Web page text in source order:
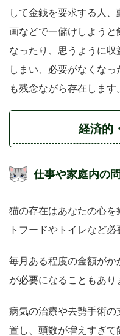
して金銭を要求する人
画などで一儲けしようと
なったり、思うように
しまい、必要がなくな
も残念ながら存在します
経済的
仕事や家庭内の
猫の存在はあなたの心を
トフードやトイレなど必
毎月ある程度の金額が
が必要になることもあり
病気の治療や去勢手術
置し、頭数が増えすぎて